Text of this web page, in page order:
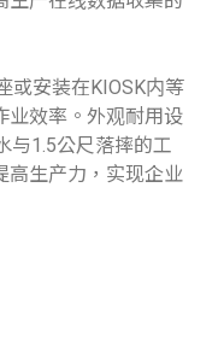
或安装在KIOSK内等
业效率。外观耐用设
与1.5公尺落摔的工
高生产力，实现企业